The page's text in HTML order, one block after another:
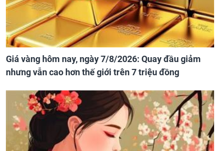
Giá vàng hôm nay, ngày 7/8/2026: Quay đầu giảm
nhưng vẫn cao hơn thế giới trên 7 triệu đồng